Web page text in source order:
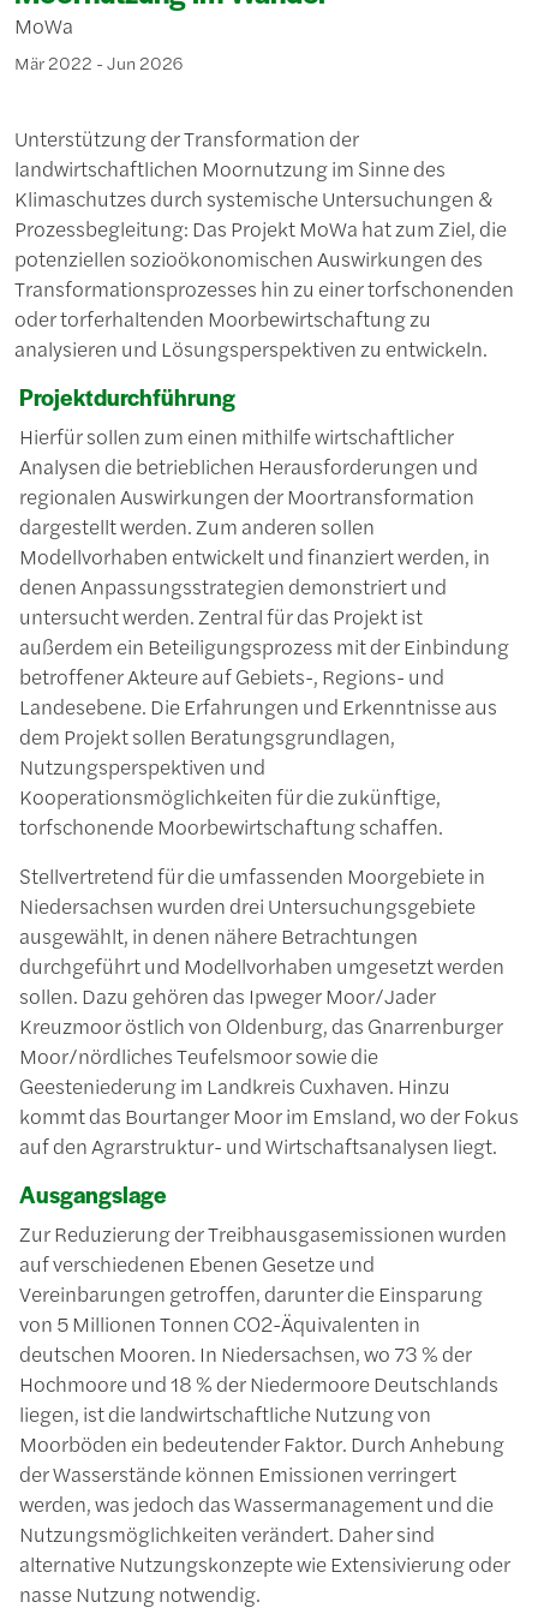
MoWa
Mär 2022 - Jun 2026
Unterstützung der Transformation der
landwirtschaftlichen Moornutzung im Sinne des
Klimaschutzes durch systemische Untersuchungen &
Prozessbegleitung: Das Projekt MoWa hat zum Ziel, die
potenziellen sozioökonomischen Auswirkungen des
Transformationsprozesses hin zu einer torfschonenden
oder torferhaltenden Moorbewirtschaftung zu
analysieren und Lösungsperspektiven zu entwickeln.
Projektdurchführung
Hierfür sollen zum einen mithilfe wirtschaftlicher
Analysen die betrieblichen Herausforderungen und
regionalen Auswirkungen der Moortransformation
dargestellt werden. Zum anderen sollen
Modellvorhaben entwickelt und finanziert werden, in
denen Anpassungsstrategien demonstriert und
untersucht werden. Zentral für das Projekt ist
außerdem ein Beteiligungsprozess mit der Einbindung
betroffener Akteure auf Gebiets-, Regions- und
Landesebene. Die Erfahrungen und Erkenntnisse aus
dem Projekt sollen Beratungsgrundlagen,
Nutzungsperspektiven und
Kooperationsmöglichkeiten für die zukünftige,
torfschonende Moorbewirtschaftung schaffen.
Stellvertretend für die umfassenden Moorgebiete in
Niedersachsen wurden drei Untersuchungsgebiete
ausgewählt, in denen nähere Betrachtungen
durchgeführt und Modellvorhaben umgesetzt werden
sollen. Dazu gehören das Ipweger Moor/Jader
Kreuzmoor östlich von Oldenburg, das Gnarrenburger
Moor/nördliches Teufelsmoor sowie die
Geesteniederung im Landkreis Cuxhaven. Hinzu
kommt das Bourtanger Moor im Emsland, wo der Fokus
auf den Agrarstruktur- und Wirtschaftsanalysen liegt.
Ausgangslage
Zur Reduzierung der Treibhausgasemissionen wurden
auf verschiedenen Ebenen Gesetze und
Vereinbarungen getroffen, darunter die Einsparung
von 5 Millionen Tonnen CO2-Äquivalenten in
deutschen Mooren. In Niedersachsen, wo 73 % der
Hochmoore und 18 % der Niedermoore Deutschlands
liegen, ist die landwirtschaftliche Nutzung von
Moorböden ein bedeutender Faktor. Durch Anhebung
der Wasserstände können Emissionen verringert
werden, was jedoch das Wassermanagement und die
Nutzungsmöglichkeiten verändert. Daher sind
alternative Nutzungskonzepte wie Extensivierung oder
nasse Nutzung notwendig.